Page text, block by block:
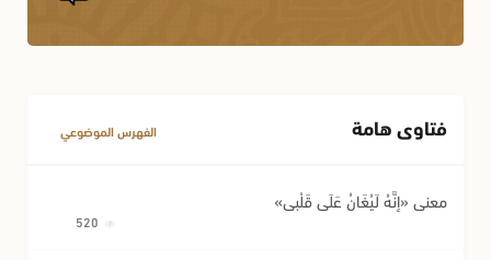
فتاوى هامة الفهرس الموضوعي
معنى «إِنَّهُ لَيُغَانُ عَلَى قَلْبِي»